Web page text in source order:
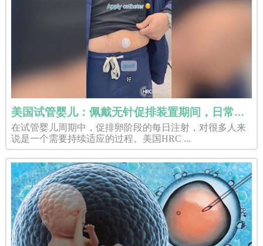
美国试管婴儿：佩戴无针促排装置期间，日常生活会受影响吗？
在试管婴儿周期中，促排卵阶段的每日注射，对很多人来
说是一个需要持续适应的过程。美国HRC ...